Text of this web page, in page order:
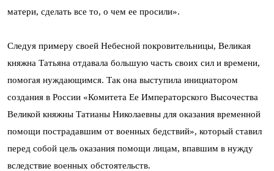
матери, сделать все то, о чем ее просили».
Следуя примеру своей Небесной покровительницы, Великая
княжна Татьяна отдавала большую часть своих сил и времени,
помогая нуждающимся. Так она выступила инициатором
создания в России «Комитета Ее Императорского Высочества
Великой княжны Татианы Николаевны для оказания временной
помощи пострадавшим от военных бедствий», который ставил
перед собой цель оказания помощи лицам, впавшим в нужду
вследствие военных обстоятельств.